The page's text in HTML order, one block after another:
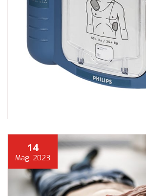
14
Mag, 2023